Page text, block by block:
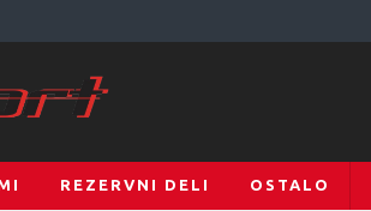
REZERVNI DELI OSTALO